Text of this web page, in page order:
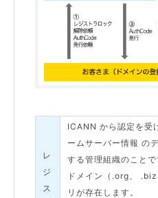
レ
ジ
ス
ICANN から認定を受
ームサーバー情報 の
する管理組織のことで
ドメイン（.org、
リが存在します。